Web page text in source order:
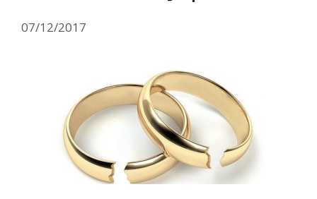
07/12/2017